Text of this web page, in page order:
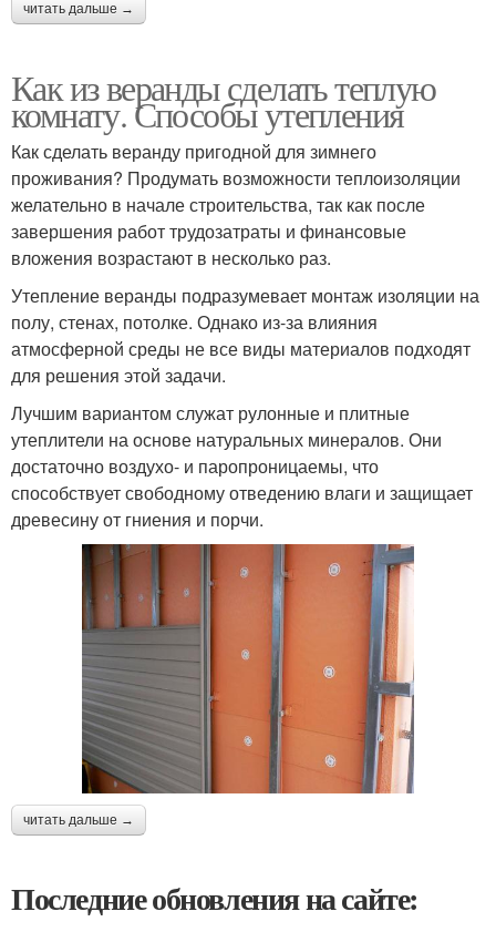
читать дальше →
Как из веранды сделать теплую
комнату. Способы утепления
Как сделать веранду пригодной для зимнего
проживания? Продумать возможности теплоизоляции
желательно в начале строительства, так как после
завершения работ трудозатраты и финансовые
вложения возрастают в несколько раз.
Утепление веранды подразумевает монтаж изоляции на
полу, стенах, потолке. Однако из-за влияния
атмосферной среды не все виды материалов подходят
для решения этой задачи.
Лучшим вариантом служат рулонные и плитные
утеплители на основе натуральных минералов. Они
достаточно воздухо- и паропроницаемы, что
способствует свободному отведению влаги и защищает
древесину от гниения и порчи.
читать дальше →
Последние обновления на сайте: